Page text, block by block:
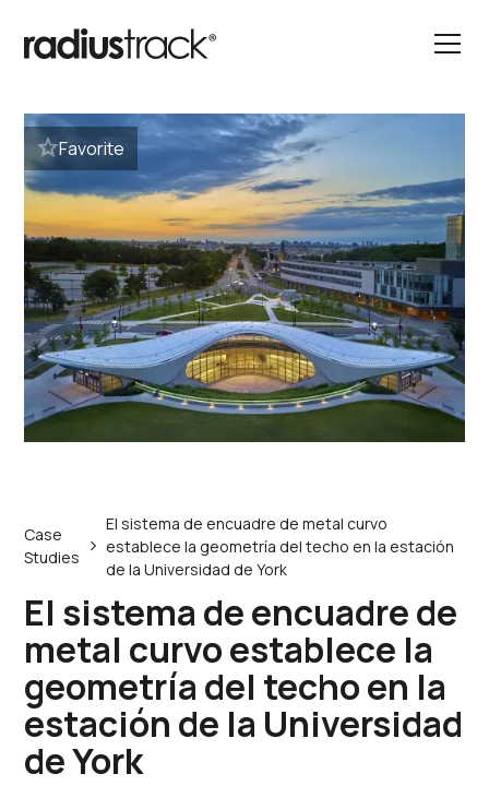
Favorite
Case
Studies
El sistema de encuadre de metal curvo
establece la geometría del techo en la estación
de la Universidad de York
El sistema de encuadre de
metal curvo establece la
geometría del techo en la
estación de la Universidad
de York